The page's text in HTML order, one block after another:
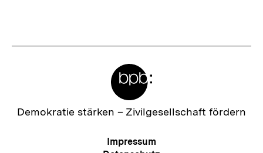
Zur
Demokratie stärken – Zivilgesellschaft fördern
Meta-
Impressum